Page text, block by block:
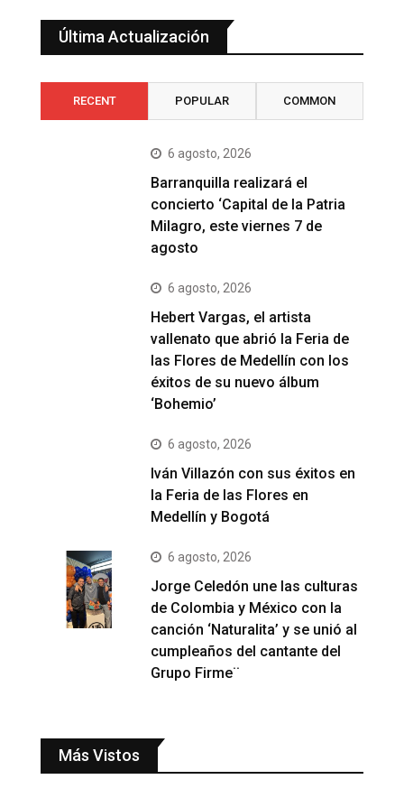
Última Actualización
RECENT POPULAR COMMON
6 agosto, 2026
Barranquilla realizará el
concierto ‘Capital de la Patria
Milagro, este viernes 7 de
agosto
6 agosto, 2026
Hebert Vargas, el artista
vallenato que abrió la Feria de
las Flores de Medellín con los
éxitos de su nuevo álbum
‘Bohemio’
6 agosto, 2026
Iván Villazón con sus éxitos en
la Feria de las Flores en
Medellín y Bogotá
6 agosto, 2026
Jorge Celedón une las culturas
de Colombia y México con la
canción ‘Naturalita’ y se unió al
cumpleaños del cantante del
Grupo Firme¨
Más Vistos